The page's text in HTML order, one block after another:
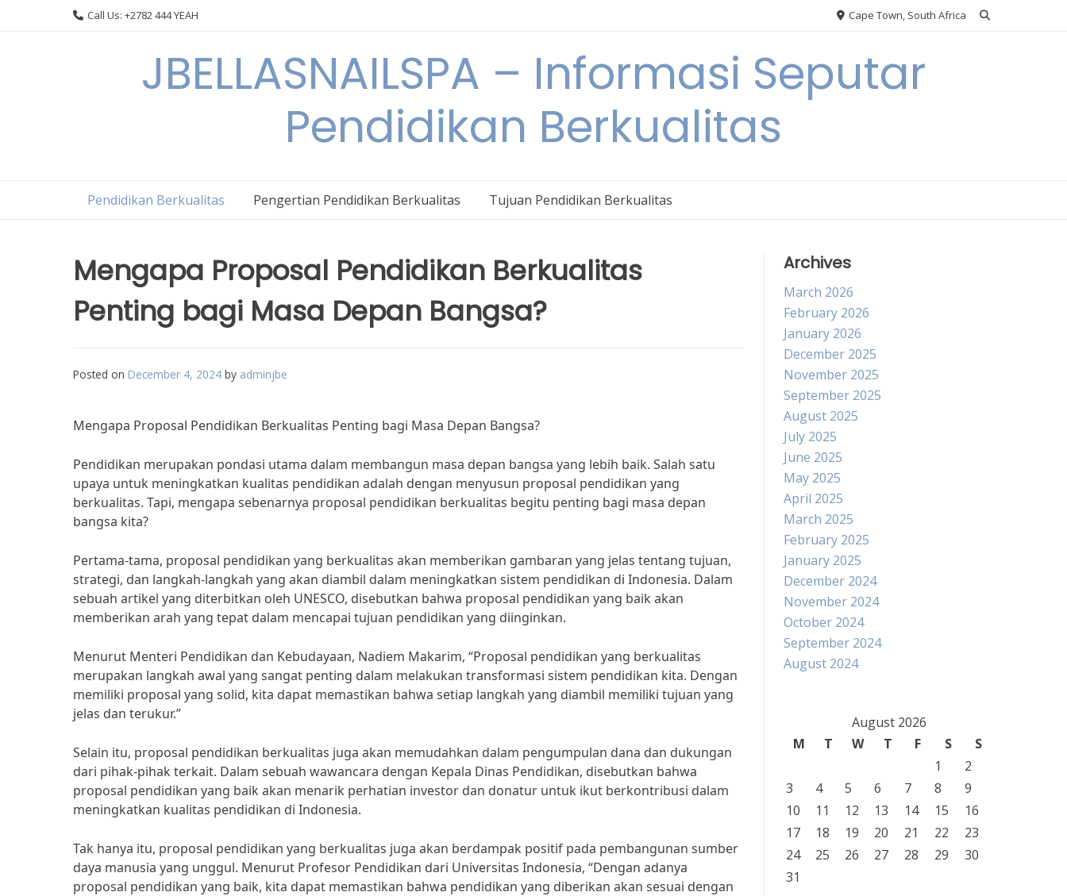
Call Us: +2782 444 YEAH Cape Town, South Africa
JBELLASNAILSPA – Informasi Seputar
Pendidikan Berkualitas
Pendidikan Berkualitas Pengertian Pendidikan Berkualitas Tujuan Pendidikan Berkualitas
Mengapa Proposal Pendidikan Berkualitas
Penting bagi Masa Depan Bangsa?
Posted on December 4, 2024 by adminjbe
Mengapa Proposal Pendidikan Berkualitas Penting bagi Masa Depan Bangsa?
Pendidikan merupakan pondasi utama dalam membangun masa depan bangsa yang lebih baik. Salah satu
upaya untuk meningkatkan kualitas pendidikan adalah dengan menyusun proposal pendidikan yang
berkualitas. Tapi, mengapa sebenarnya proposal pendidikan berkualitas begitu penting bagi masa depan
bangsa kita?
Pertama-tama, proposal pendidikan yang berkualitas akan memberikan gambaran yang jelas tentang tujuan,
strategi, dan langkah-langkah yang akan diambil dalam meningkatkan sistem pendidikan di Indonesia. Dalam
sebuah artikel yang diterbitkan oleh UNESCO, disebutkan bahwa proposal pendidikan yang baik akan
memberikan arah yang tepat dalam mencapai tujuan pendidikan yang diinginkan.
Menurut Menteri Pendidikan dan Kebudayaan, Nadiem Makarim, “Proposal pendidikan yang berkualitas
merupakan langkah awal yang sangat penting dalam melakukan transformasi sistem pendidikan kita. Dengan
memiliki proposal yang solid, kita dapat memastikan bahwa setiap langkah yang diambil memiliki tujuan yang
jelas dan terukur.”
Selain itu, proposal pendidikan berkualitas juga akan memudahkan dalam pengumpulan dana dan dukungan
dari pihak-pihak terkait. Dalam sebuah wawancara dengan Kepala Dinas Pendidikan, disebutkan bahwa
proposal pendidikan yang baik akan menarik perhatian investor dan donatur untuk ikut berkontribusi dalam
meningkatkan kualitas pendidikan di Indonesia.
Tak hanya itu, proposal pendidikan yang berkualitas juga akan berdampak positif pada pembangunan sumber
daya manusia yang unggul. Menurut Profesor Pendidikan dari Universitas Indonesia, “Dengan adanya
proposal pendidikan yang baik, kita dapat memastikan bahwa pendidikan yang diberikan akan sesuai dengan
Archives
March 2026
February 2026
January 2026
December 2025
November 2025
September 2025
August 2025
July 2025
June 2025
May 2025
April 2025
March 2025
February 2025
January 2025
December 2024
November 2024
October 2024
September 2024
August 2024
August 2026
M
T W T F S
S
1
2
3
4 5 6 7 8
9
10
11 12 13 14 15
16
17
18 19 20 21 22
23
24
25 26 27 28 29
30
31